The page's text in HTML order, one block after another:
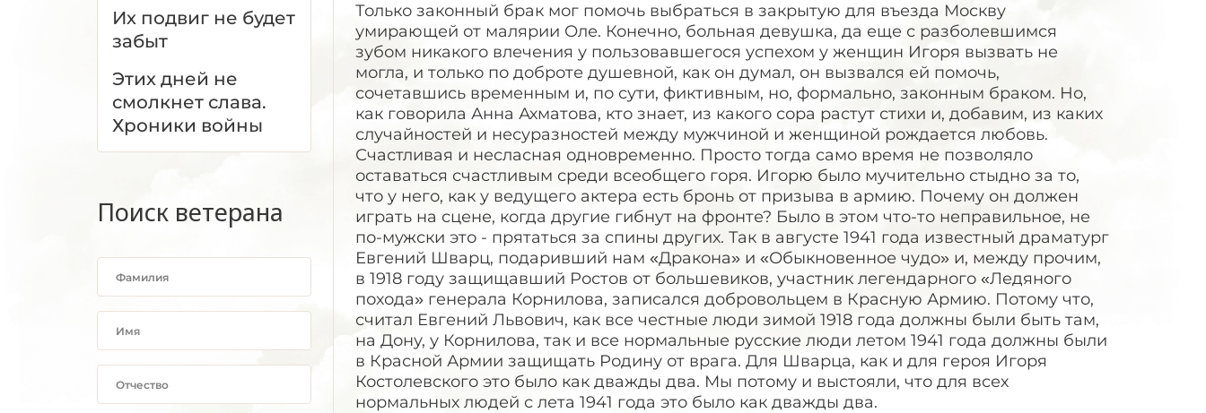
Их подвиг не будет
забыт
Этих дней не
смолкнет слава.
Хроники войны
Поиск ветерана
Только законный брак мог помочь выбраться в закрытую для въезда Москву
умирающей от малярии Оле. Конечно, больная девушка, да еще с разболевшимся
зубом никакого влечения у пользовавшегося успехом у женщин Игоря вызвать не
могла, и только по доброте душевной, как он думал, он вызвался ей помочь,
сочетавшись временным и, по сути, фиктивным, но, формально, законным браком. Но,
как говорила Анна Ахматова, кто знает, из какого сора растут стихи и, добавим, из каких
случайностей и несуразностей между мужчиной и женщиной рождается любовь.
Счастливая и несласная одновременно. Просто тогда само время не позволяло
оставаться счастливым среди всеобщего горя. Игорю было мучительно стыдно за то,
что у него, как у ведущего актера есть бронь от призыва в армию. Почему он должен
играть на сцене, когда другие гибнут на фронте? Было в этом что-то неправильное, не
по-мужски это - прятаться за спины других. Так в августе 1941 года известный драматург
Евгений Шварц, подаривший нам «Дракона» и «Обыкновенное чудо» и, между прочим,
в 1918 году защищавший Ростов от большевиков, участник легендарного «Ледяного
похода» генерала Корнилова, записался добровольцем в Красную Армию. Потому что,
считал Евгений Львович, как все честные люди зимой 1918 года должны были быть там,
на Дону, у Корнилова, так и все нормальные русские люди летом 1941 года должны были
в Красной Армии защищать Родину от врага. Для Шварца, как и для героя Игоря
Костолевского это было как дважды два. Мы потому и выстояли, что для всех
нормальных людей с лета 1941 года это было как дважды два.